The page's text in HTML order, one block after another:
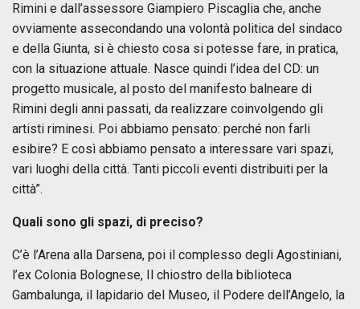
Rimini e dall’assessore Giampiero Piscaglia che, anche
ovviamente assecondando una volontà politica del sindaco
e della Giunta, si è chiesto cosa si potesse fare, in pratica,
con la situazione attuale. Nasce quindi l’idea del CD: un
progetto musicale, al posto del manifesto balneare di
Rimini degli anni passati, da realizzare coinvolgendo gli
artisti riminesi. Poi abbiamo pensato: perché non farli
esibire? E così abbiamo pensato a interessare vari spazi,
vari luoghi della città. Tanti piccoli eventi distribuiti per la
città”.
Quali sono gli spazi, di preciso?
C’è l’Arena alla Darsena, poi il complesso degli Agostiniani,
l’ex Colonia Bolognese, Il chiostro della biblioteca
Gambalunga, il lapidario del Museo, il Podere dell’Angelo, la